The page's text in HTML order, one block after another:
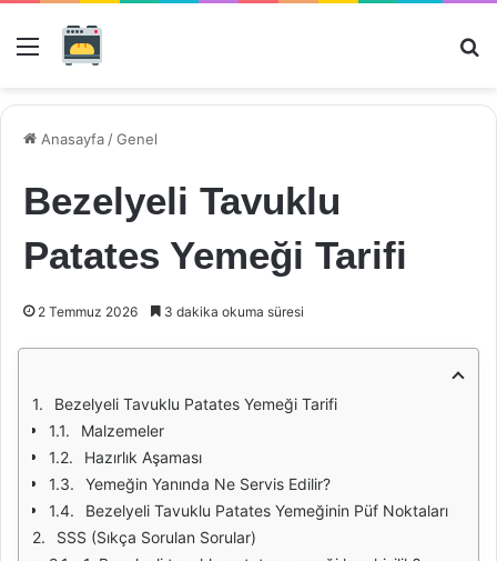
Menü
Anasayfa /Genel
Bezelyeli Tavuklu
Patates Yemeği Tarifi
2 Temmuz 2026 3 dakika okuma süresi
Bezelyeli Tavuklu Patates Yemeği Tarifi
Malzemeler
Hazırlık Aşaması
Yemeğin Yanında Ne Servis Edilir?
Bezelyeli Tavuklu Patates Yemeğinin Püf Noktaları
SSS (Sıkça Sorulan Sorular)